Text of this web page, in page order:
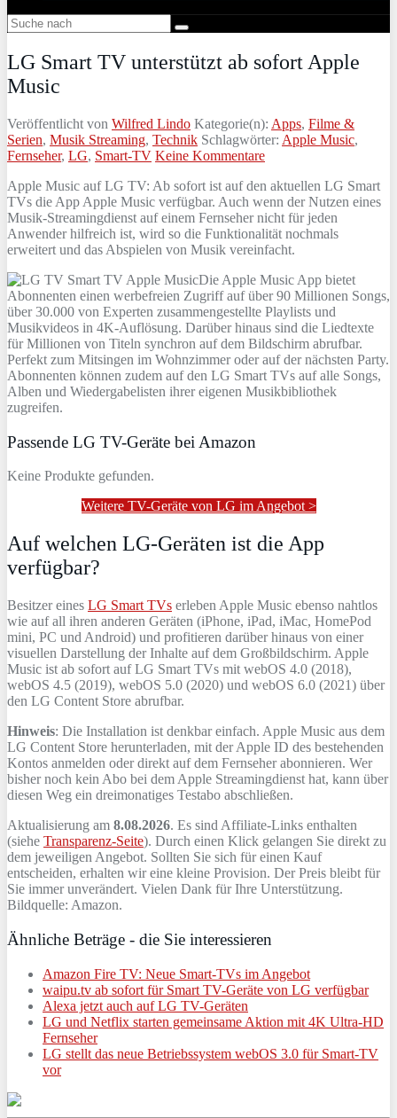
LG Smart TV unterstützt ab sofort Apple
Music
Veröffentlicht von Wilfred Lindo Kategorie(n): Apps, Filme &
Serien, Musik Streaming, Technik Schlagwörter: Apple Music,
Fernseher, LG, Smart-TV Keine Kommentare
Apple Music auf LG TV: Ab sofort ist auf den aktuellen LG Smart
TVs die App Apple Music verfügbar. Auch wenn der Nutzen eines
Musik-Streamingdienst auf einem Fernseher nicht für jeden
Anwender hilfreich ist, wird so die Funktionalität nochmals
erweitert und das Abspielen von Musik vereinfacht.
Die Apple Music App bietet
Abonnenten einen werbefreien Zugriff auf über 90 Millionen Songs,
über 30.000 von Experten zusammengestellte Playlists und
Musikvideos in 4K-Auflösung. Darüber hinaus sind die Liedtexte
für Millionen von Titeln synchron auf dem Bildschirm abrufbar.
Perfekt zum Mitsingen im Wohnzimmer oder auf der nächsten Party.
Abonnenten können zudem auf den LG Smart TVs auf alle Songs,
Alben und Wiedergabelisten ihrer eigenen Musikbibliothek
zugreifen.
Passende LG TV-Geräte bei Amazon
Keine Produkte gefunden.
Weitere TV-Geräte von LG im Angebot >
Auf welchen LG-Geräten ist die App
verfügbar?
Besitzer eines LG Smart TVs erleben Apple Music ebenso nahtlos
wie auf all ihren anderen Geräten (iPhone, iPad, iMac, HomePod
mini, PC und Android) und profitieren darüber hinaus von einer
visuellen Darstellung der Inhalte auf dem Großbildschirm. Apple
Music ist ab sofort auf LG Smart TVs mit webOS 4.0 (2018),
webOS 4.5 (2019), webOS 5.0 (2020) und webOS 6.0 (2021) über
den LG Content Store abrufbar.
Hinweis: Die Installation ist denkbar einfach. Apple Music aus dem
LG Content Store herunterladen, mit der Apple ID des bestehenden
Kontos anmelden oder direkt auf dem Fernseher abonnieren. Wer
bisher noch kein Abo bei dem Apple Streamingdienst hat, kann über
diesen Weg ein dreimonatiges Testabo abschließen.
Aktualisierung am 8.08.2026. Es sind Affiliate-Links enthalten
(siehe Transparenz-Seite). Durch einen Klick gelangen Sie direkt zu
dem jeweiligen Angebot. Sollten Sie sich für einen Kauf
entscheiden, erhalten wir eine kleine Provision. Der Preis bleibt für
Sie immer unverändert. Vielen Dank für Ihre Unterstützung.
Bildquelle: Amazon.
Ähnliche Beträge - die Sie interessieren
Amazon Fire TV: Neue Smart-TVs im Angebot
waipu.tv ab sofort für Smart TV-Geräte von LG verfügbar
Alexa jetzt auch auf LG TV-Geräten
LG und Netflix starten gemeinsame Aktion mit 4K Ultra-HD
Fernseher
LG stellt das neue Betriebssystem webOS 3.0 für Smart-TV
vor